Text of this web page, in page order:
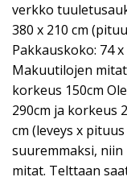
verkko
380 x 210 cm
Pakkauskoko: 74
Makuutilojen
korkeus 150cm
290cm ja korkeus
cm (leveys x
suuremmaksi,
mitat. Telttaan